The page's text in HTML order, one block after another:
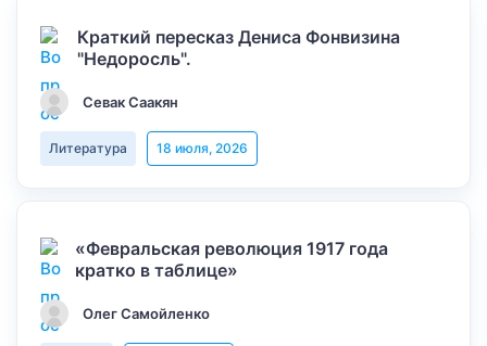
Краткий пересказ Дениса Фонвизина
"Недоросль".
Севак Саакян
Литература 18 июля, 2026
«Февральская революция 1917 года
кратко в таблице»
Олег Самойленко